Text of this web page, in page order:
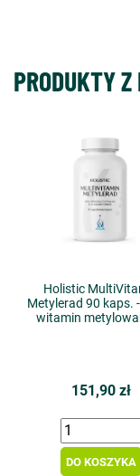
PRODUKTY Z
Holistic
Metylerad 90 kaps.
witamin
151,90 zł
DO KOSZYKA